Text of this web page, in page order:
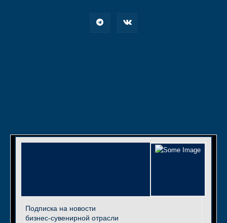
Подписка на новости
бизнес-сувенирной отрасли